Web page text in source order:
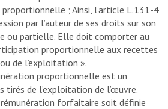
; Ainsi, l’article L.131-4
par l’auteur de ses droits sur son
ou partielle. Elle doit comporter au
proportionnelle aux recettes
de l’exploitation ».
proportionnelle est un
tirés de l’exploitation de l’œuvre.
rémunération forfaitaire soit définie